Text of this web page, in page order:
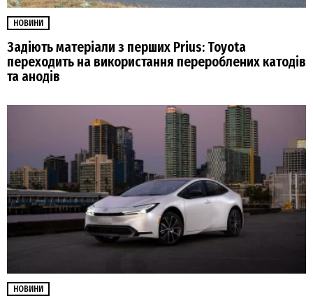
НОВИНИ
Задіють матеріали з перших Prius: Toyota
переходить на використання перероблених катодів
та анодів
НОВИНИ